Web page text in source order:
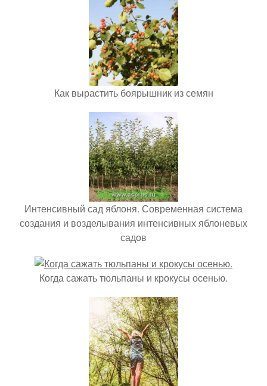
Как вырастить боярышник из семян
Интенсивный сад яблоня. Современная система
создания и возделывания интенсивных яблоневых
садов
Когда сажать тюльпаны и крокусы осенью.